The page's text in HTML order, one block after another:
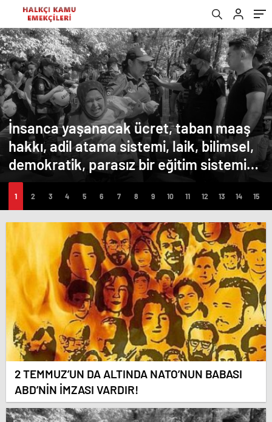
İnsanca yaşanacak ücret, taban maaş
hakkı, adil atama sistemi, laik, bilimsel,
demokratik, parasız bir eğitim sistemi
sağlanana dek mücadelemizi
sürdüreceğiz.
2 TEMMUZ’UN DA ALTINDA NATO’NUN BABASI
ABD’NİN İMZASI VARDIR!